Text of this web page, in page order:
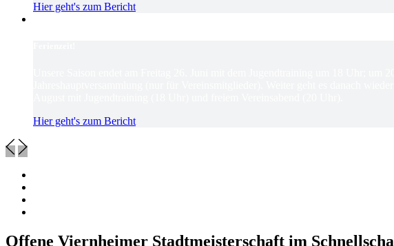
Hier geht's zum Bericht
Hier geht's zum Bericht
Offene Viernheimer Stadtmeisterschaft im